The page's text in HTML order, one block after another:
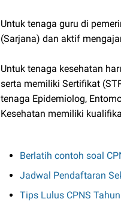
Untuk tenaga guru di
(Sarjana) dan aktif
Untuk tenaga kesehatan
serta memiliki Sertifikat
tenaga Epidemiolog,
Kesehatan memiliki
Berlatih contoh soal
Jadwal Pendaftaran
Tips Lulus CPNS